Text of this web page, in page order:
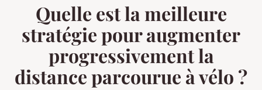
Quelle est la meilleure
stratégie pour augmenter
progressivement la
distance parcourue à vélo ?